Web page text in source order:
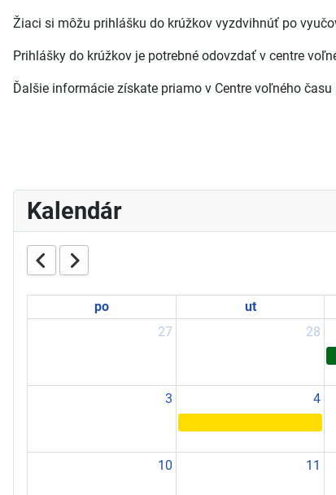
Žiaci si môžu prihlášku do krúžkov vyzdvihnúť po
Prihlášky do krúžkov je potrebné odovzdať v centre
Ďalšie informácie získate priamo v Centre voľného
Kalendár
po ut
27
28
3 4
10 11